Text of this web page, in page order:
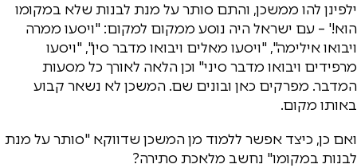
ילפינן להו ממשכן, והתם סותר על מנת לבנות שלא במקומו
הוא!' – עם ישראל היה נוסע ממקום למקום: "ויסעו ממרה
ויבואו אילימה", "ויסעו מאלים ויבואו מדבר סין", "ויסעו
מרפידים ויבואו מדבר סיני" וכן הלאה לאורך כל מסעות
המדבר. מפרקים כאן ובונים שם. המשכן לא נשאר קבוע
באותו מקום.
ואם כן, כיצד אפשר ללמוד מן המשכן שדווקא "סותר על מנת
לבנות במקומו" נחשב מלאכת סתירה?